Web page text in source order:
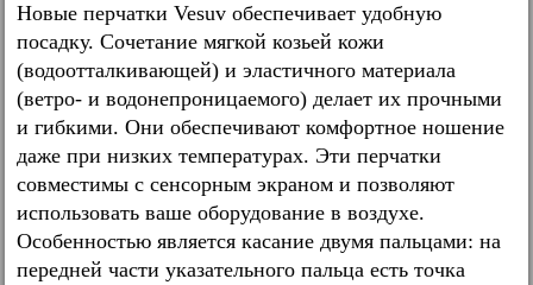
Новые перчатки Vesuv обеспечивает удобную
посадку. Сочетание мягкой козьей кожи
(водоотталкивающей) и эластичного материала
(ветро- и водонепроницаемого) делает их прочными
и гибкими. Они обеспечивают комфортное ношение
даже при низких температурах. Эти перчатки
совместимы с сенсорным экраном и позволяют
использовать ваше оборудование в воздухе.
Особенностью является касание двумя пальцами: на
передней части указательного пальца есть точка